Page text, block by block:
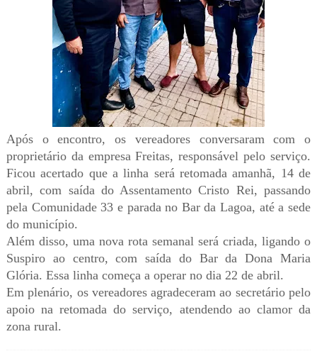
Após o encontro, os vereadores conversaram com o
proprietário da empresa Freitas, responsável pelo serviço.
Ficou acertado que a linha será retomada amanhã, 14 de
abril, com saída do Assentamento Cristo Rei, passando
pela Comunidade 33 e parada no Bar da Lagoa, até a sede
do município.
Além disso, uma nova rota semanal será criada, ligando o
Suspiro ao centro, com saída do Bar da Dona Maria
Glória. Essa linha começa a operar no dia 22 de abril.
Em plenário, os vereadores agradeceram ao secretário pelo
apoio na retomada do serviço, atendendo ao clamor da
zona rural.